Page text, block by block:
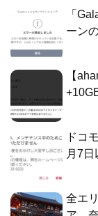
「
ーン
【
ドコ
月7
全エ